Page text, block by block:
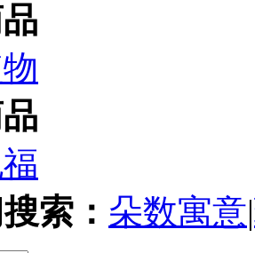
索： 朵数寓意|